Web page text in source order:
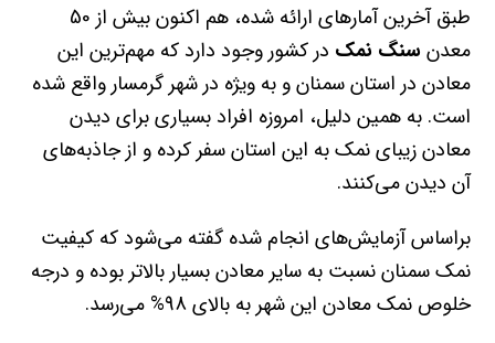
طبق آخرین آمارهای ارائه شده، هم اکنون بیش از 50
معدن سنگ نمک در کشور وجود دارد که مهم‌ترین این
معادن در استان سمنان و به ویژه در شهر گرمسار واقع شده
است. به همین دلیل، امروزه افراد بسیاری برای دیدن
معادن زیبای نمک به این استان سفر کرده و از جاذبه‌های
آن دیدن می‌کنند.
براساس آزمایش‌های انجام شده گفته می‌شود که کیفیت
نمک سمنان نسبت به سایر معادن بسیار بالاتر بوده و درجه
خلوص نمک معادن این شهر به بالای 98% می‌رسد.